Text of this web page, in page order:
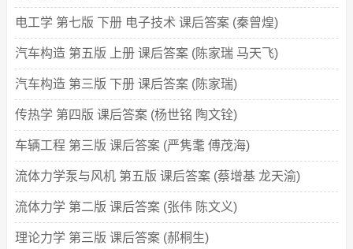
电工学 第七版 下册 电子技术 课后答案 (秦曾煌)
汽车构造 第五版 上册 课后答案 (陈家瑞 马天飞)
汽车构造 第三版 下册 课后答案 (陈家瑞)
传热学 第四版 课后答案 (杨世铭 陶文铨)
车辆工程 第三版 课后答案 (严隽耄 傅茂海)
流体力学泵与风机 第五版 课后答案 (蔡增基 龙天渝)
流体力学 第二版 课后答案 (张伟 陈文义)
理论力学 第三版 课后答案 (郝桐生)